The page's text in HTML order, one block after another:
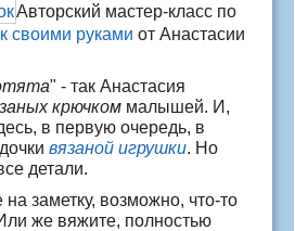
Авторский мастер-класс по
своими руками от Анастасии
" - так Анастасия
крючком малышей. И,
в первую очередь, в
вязаной игрушки. Но
детали.
заметку, возможно, что-то
же вяжите, полностью